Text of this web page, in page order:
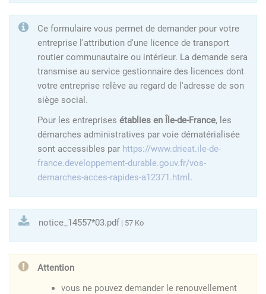
Ce formulaire vous permet de demander pour votre
entreprise l'attribution d'une licence de transport
routier communautaire ou intérieur. La demande sera
transmise au service gestionnaire des licences dont
votre entreprise relève au regard de l'adresse de son
siège social.
Pour les entreprises établies en Île-de-France, les
démarches administratives par voie dématérialisée
sont accessibles par https://www.drieat.ile-de-
france.developpement-durable.gouv.fr/vos-
demarches-acces-rapides-a12371.html .
notice_14557*03.pdf | 57 Ko
Attention
vous ne pouvez demander le renouvellement